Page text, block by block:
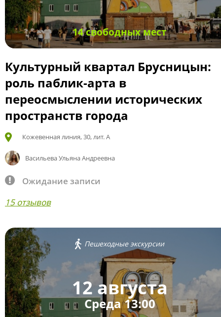
14 свободных мест
Культурный квартал Брусницын:
роль паблик-арта в
переосмыслении исторических
пространств города
Кожевенная линия, 30, лит. А
Васильева Ульяна Андреевна
Ожидание записи
15 отзывов
Пешеходные экскурсии
12 августа
Среда 13:00